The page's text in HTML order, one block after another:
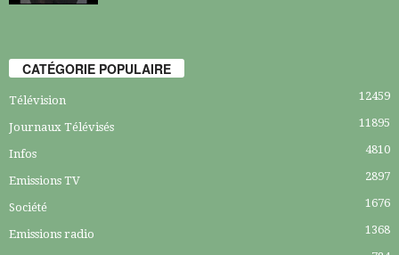
CATÉGORIE POPULAIRE
Télévision 12459
Journaux Télévisés 11895
Infos 4810
Emissions TV 2897
Société 1676
Emissions radio 1368